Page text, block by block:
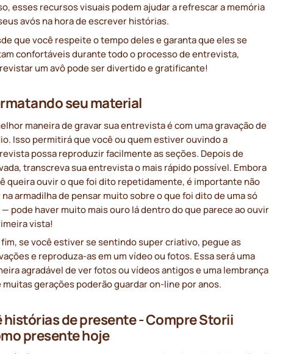
esses recursos visuais podem ajudar a refrescar a memória
avós na hora de escrever histórias.
que você respeite o tempo deles e garanta que eles se
confortáveis durante todo o processo de entrevista,
um avô pode ser divertido e gratificante!
seu material
maneira de gravar sua entrevista é com uma gravação de
Isso permitirá que você ou quem estiver ouvindo a
possa reproduzir facilmente as seções. Depois de
transcreva sua entrevista o mais rápido possível. Embora
queira ouvir o que foi dito repetidamente, é importante não
na armadilha de pensar muito sobre o que foi dito de uma só
— pode haver muito mais ouro lá dentro do que parece ao ouvir
vista!
fim, se você estiver se sentindo super criativo, pegue as
e reproduza-as em um vídeo ou fotos. Essa será uma
agradável de ver fotos ou vídeos antigos e uma lembrança
muitas gerações poderão guardar on-line por anos.
histórias de presente - Compre Storii
presente hoje